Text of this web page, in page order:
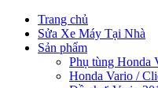
Trang chủ
Sửa Xe Máy Tại Nhà
Sản phẩm
Phụ tùng Honda
Honda Vario /